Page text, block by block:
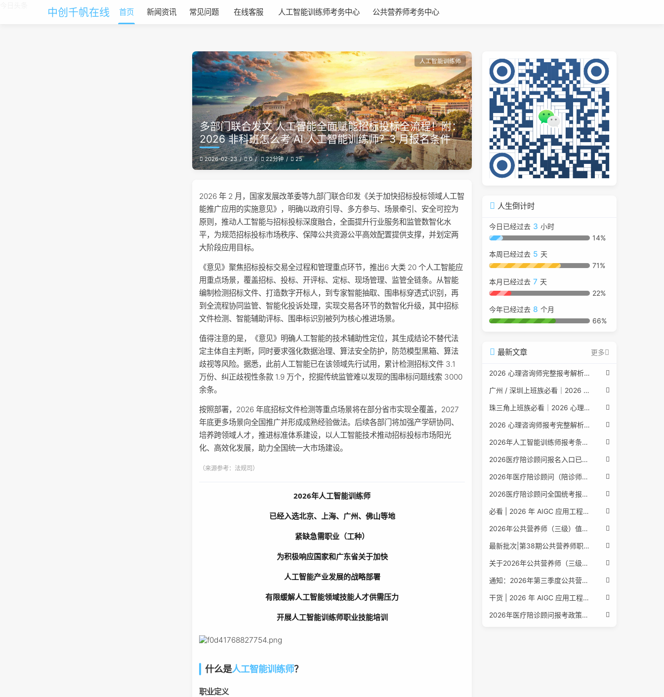
中创千帆在线 首页 新闻资讯 常见问题 在线客服 人工智能训练师考务中心 公共营养师考务中心
人工智能训练师
多部门联合发文 人工智能全面赋能招标投标全流程！附：
2026 非科班怎么考 AI 人工智能训练师？3 月报名条件
2026-02-23 0 22分钟 25
2026 年 2 月，国家发展改革委等九部门联合印发《关于加快招标投标领域人工智
能推广应用的实施意见》，明确以政府引导、多方参与、场景牵引、安全可控为
原则，推动人工智能与招标投标深度融合，全面提升行业服务和监管数智化水
平，为规范招标投标市场秩序、保障公共资源公平高效配置提供支撑，并划定两
大阶段应用目标。
《意见》聚焦招标投标交易全过程和管理重点环节，推出6 大类 20 个人工智能应
用重点场景，覆盖招标、投标、开评标、定标、现场管理、监管全链条。从智能
编制检测招标文件、打造数字开标人，到专家智能抽取、围串标穿透式识别，再
到全流程协同监管、智能化投诉处理，实现交易各环节的数智化升级，其中招标
文件检测、智能辅助评标、围串标识别被列为核心推进场景。
值得注意的是，《意见》明确人工智能的技术辅助性定位，其生成结论不替代法
定主体自主判断，同时要求强化数据治理、算法安全防护，防范模型黑箱、算法
歧视等风险。据悉，此前人工智能已在该领域先行试用，累计检测招标文件 3.1
万份、纠正歧视性条款 1.9 万个，挖掘传统监管难以发现的围串标问题线索 3000
余条。
按照部署，2026 年底招标文件检测等重点场景将在部分省市实现全覆盖，2027
年底更多场景向全国推广并形成成熟经验做法。后续各部门将加强产学研协同、
培养跨领域人才，推进标准体系建设，以人工智能技术推动招标投标市场阳光
化、高效化发展，助力全国统一大市场建设。
（来源参考：法规司）
2026年人工智能训练师
已经入选北京、上海、广州、佛山等地
紧缺急需职业（工种）
为积极响应国家和广东省关于加快
人工智能产业发展的战略部署
有限缓解人工智能领域技能人才供需压力
开展人工智能训练师职业技能培训
什么是人工智能训练师？
职业定义
人生倒计时
今日已经过去 3 小时
14%
本周已经过去 5 天
71%
本月已经过去 7 天
22%
今年已经过去 8 个月
66%
最新文章 更多
2026 心理咨询师完整报考解析（2017 国考取消后现行权威体系 + 避坑全指南）
广州 / 深圳上班族必看｜2026 心理咨询师考证指南，转行副业、情绪疏导双收益
珠三角上班族必看｜2026 心理咨询师考证指南，转行副业、情绪疏导双收益
2026 心理咨询师报考完整解析｜2017 国考取消后正规报考标准、流程避坑指南
2026年人工智能训练师报考条件与流程：2026年最新官方要求全面解读
2026医疗陪诊顾问报名入口已公布，全国报考条件流程政策全解析
2026年医疗陪诊顾问（陪诊师）招生启动，全国报考指南附报名官网
2026医疗陪诊顾问全国统考报名中，报考条件流程全攻略附报名入口
必看 | 2026 年 AIGC 应用工程师报考核心要点：报名费用、官网可查、行业认可度、补考规则全盘点
2026年公共营养师（三级）值得考吗？报名入口+条件+证书用途
最新批次|第38期公共营养师职业能力评价证书报名培训通知
关于2026年公共营养师（三级、四级）全国统一认定报名的服务通知
通知：2026年第三季度公共营养师四级培训报名安排正式发布
干货 | 2026 年 AIGC 应用工程师报考指南：报名流程、学历要求、培训课程、就业方向全梳理
2026年医疗陪诊顾问报考政策更新，全国报名入口与报考指南全同步